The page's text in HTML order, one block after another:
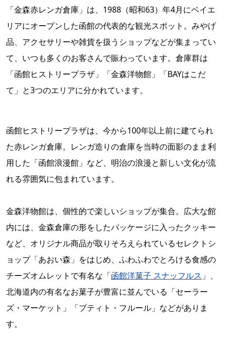
「金森赤レンガ倉庫」は、1988（昭和63）年4月にベイエ
リアにオープンした函館の代表的な観光スポット。みやげ
品、アクセサリーや雑貨を扱うショップなどが集まってい
て、いつも多くのお客さんで賑わっています。倉庫群は
「函館ヒストリープラザ」「金森洋物館」「BAYはこだ
て」と3つのエリアに分かれています。
函館ヒストリープラザは、今から100年以上前に建てられ
た赤レンガ倉庫。レンガ造りの倉庫を当時の面影のまま利
用した「函館浪漫館」など、明治の浪漫と新しい文化が流
れる雰囲気に包まれています。
金森洋物館は、個性的で楽しいショップが集合。広大な館
内には、金森倉庫の形をしたパッケージに入ったクッキー
など、オリジナル商品が取りそろえられているセレクトシ
ョップ「あおい森」をはじめ、ふわふわでとろける食感の
チーズオムレットで有名な「函館洋菓子 スナッフルス 」、
北海道内の有名なお菓子が豊富に並んでいる「セーラー
ズ・マーケット」「プティト・フルール」などがありま
す。